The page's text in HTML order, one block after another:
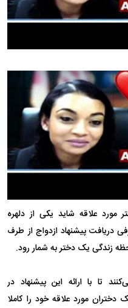
مورد علاقه شاید یکی از دلهره
دریافت پیشنهاد ازدواج از طرف
زندگی یک دختر به شمار رود.
تا با ارائه این پیشنهاد در
مورد علاقه خود را کاملا